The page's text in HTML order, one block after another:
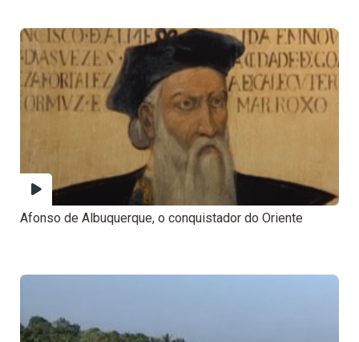
Afonso de Albuquerque, o conquistador do Oriente